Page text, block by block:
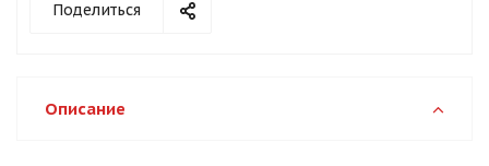
Поделиться
Описание